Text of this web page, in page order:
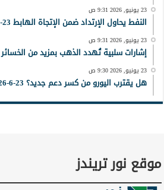
23 يونيو, 2026 9:31 ص
النفط يحاول الإرتداد ضمن الإتجاة الهابط 23-6-2026
23 يونيو, 2026 9:31 ص
إشارات سلبية تُهدد الذهب بمزيد من الخسائر 23-6-2026
23 يونيو, 2026 9:30 ص
هل يقترب اليورو من كسر دعم جديد؟ 23-6-2026
موقع نور تريندز